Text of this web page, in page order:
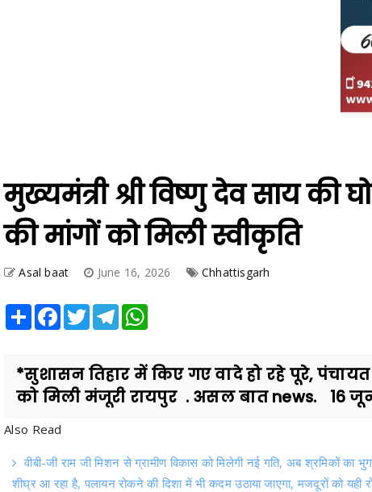
मुख्यमंत्री श्री विष्णु देव साय की
की मांगों को मिली स्वीकृति
Asal baat June 16, 2026 Chhattisgarh
Share Facebook
Twitter Telegram
*सुशासन तिहार में किए गए वादे हो रहे पूरे,
को मिली मंजूरी रायपुर . असल बात news. 16
Also Read
वीबी-जी राम जी मिशन से ग्रामीण विकास को मिलेगी नई गति, अब श्रमिकों का
शीघ्र आ रहा है, पलायन रोकने की दिशा में भी कदम उठाया जाएगा, मजदूरों को यही